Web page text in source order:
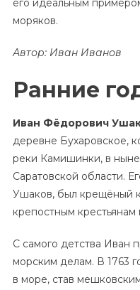
его идеальным
моряков.
Автор: Иван Иванов
Ранние
Иван Фёдорович
деревне Бухаровское,
реки Камишинки, в
Саратовской области.
Ушаков, был крещёный
крепостным
С самого детства Иван
морским делам. В 1763
в море, став